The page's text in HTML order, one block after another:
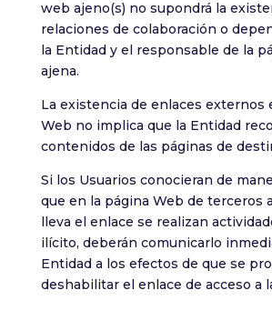
web ajeno(s) no supondrá la
relaciones de colaboración o
la Entidad y el responsable de la
ajena.
La existencia de enlaces externos
Web no implica que la Entidad
contenidos de las páginas de
Si los Usuarios conocieran de
que en la página Web de terceros
lleva el enlace se realizan
ilícito, deberán comunicarlo
Entidad a los efectos de que se
deshabilitar el enlace de acceso a